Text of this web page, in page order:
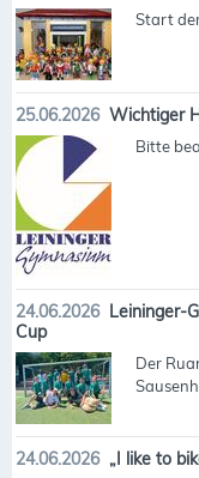
Start
25.06.2026 Wichtiger
Bitte
24.06.2026 Leininger-
Cup
Der
24.06.2026 „I like to